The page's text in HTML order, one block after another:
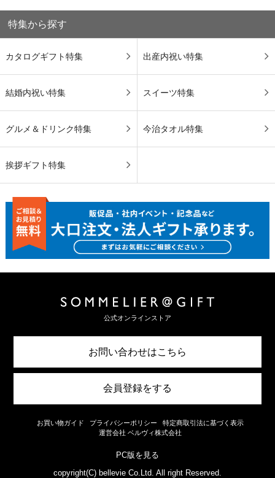
特集から探す
カタログギフト特集 出産内祝い特集
結婚内祝い特集 スイーツ特集
グルメ＆ドリンク特集 今治タオル特集
挨拶ギフト特集
公式オンラインストア
お問い合わせはこちら
会員登録をする
お買い物ガイド プライバシーポリシー
特定商取引法に基づく表示
運営会社 ベルヴィ株式会社
PC版を見る
copyright(C) bellevie Co.Ltd. All right Reserved.